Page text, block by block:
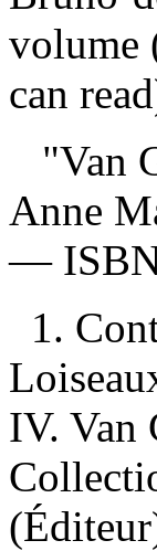
volume
can
"Van
Anne
—
1.
IV. Van